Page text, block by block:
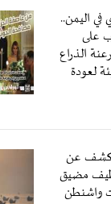
اليمن..
على
الذراع
لعودة
عن
مضيق
واشنطن